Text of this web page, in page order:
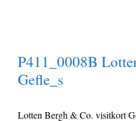
P411_0008B
Gefle_s
Lotten Bergh & Co. visitkort